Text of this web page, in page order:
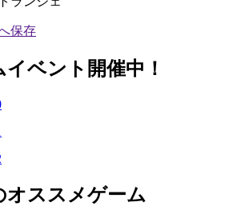
ベント開催中！
オススメゲーム